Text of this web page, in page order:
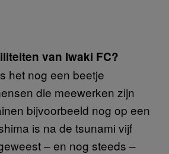
van Iwaki FC?
het nog een beetje
die meewerken zijn
bijvoorbeeld nog op een
is na de tsunami vijf
– en nog steeds –